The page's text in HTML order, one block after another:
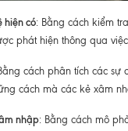
hiện có: Bằng cách kiểm
phát hiện thông qua
cách phân tích các
cách mà các kẻ xâm
nhập: Bằng cách mô